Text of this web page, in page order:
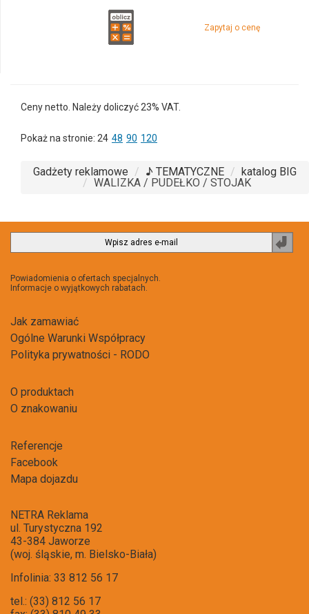
Zapytaj o cenę
Ceny netto. Należy doliczyć 23% VAT.
Pokaż na stronie: 24 48 90 120
Gadżety reklamowe ♪ TEMATYCZNE
katalog BIG
WALIZKA / PUDEŁKO / STOJAK
Powiadomienia o ofertach specjalnych.
Informacje o wyjątkowych rabatach.
Jak zamawiać
Ogólne Warunki Współpracy
Polityka prywatności - RODO
O produktach
O znakowaniu
Referencje
Facebook
Mapa dojazdu
NETRA Reklama
ul. Turystyczna 192
43-384 Jaworze
(woj. śląskie, m. Bielsko-Biała)
Infolinia: 33 812 56 17
tel.: (33) 812 56 17